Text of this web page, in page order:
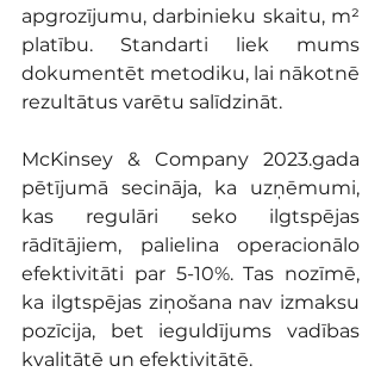
apgrozījumu, darbinieku skaitu, m²
platību. Standarti liek mums
dokumentēt metodiku, lai nākotnē
rezultātus varētu salīdzināt.
McKinsey & Company 2023.gada
pētījumā secināja, ka uzņēmumi,
kas regulāri seko ilgtspējas
rādītājiem, palielina operacionālo
efektivitāti par 5-10%. Tas nozīmē,
ka ilgtspējas ziņošana nav izmaksu
pozīcija, bet ieguldījums vadības
kvalitātē un efektivitātē.